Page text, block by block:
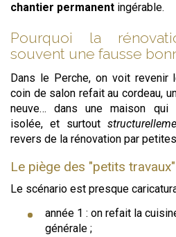
chantier permanent ingérable.
Pourquoi la
souvent une fausse
Dans le Perche, on voit revenir
coin de salon refait au cordeau,
neuve… dans une maison qui
isolée, et surtout
revers de la rénovation par
Le piège des "petits
Le scénario est presque
année 1 : on refait la
générale ;